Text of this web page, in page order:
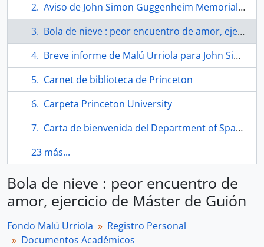
Aviso de John Simon Guggenheim Memorial Foundation a los solicitantes
Bola de nieve : peor encuentro de amor, ejercicio de Máster de Guión
Breve informe de Malú Urriola para John Simon Guggenheim Memorial Foundation
Carnet de biblioteca de Princeton
Carpeta Princeton University
Carta de bienvenida del Department of Spanish & Portuguese a Malú Urriola
23 más...
Bola de nieve : peor encuentro de
amor, ejercicio de Máster de Guión
Fondo Malú Urriola
Registro Personal
Documentos Académicos